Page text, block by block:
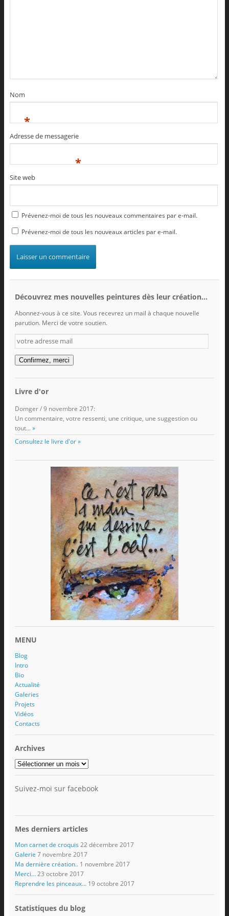
Nom
*
Adresse de messagerie
*
Site web
Prévenez-moi de tous les nouveaux commentaires par e-mail.
Prévenez-moi de tous les nouveaux articles par e-mail.
Découvrez mes nouvelles peintures dès leur création...
Abonnez-vous à ce site. Vous recevrez un mail à chaque nouvelle
parution. Merci de votre soutien.
votre
adresse
mail
Confirmez, merci
Livre d'or
Domger/9 novembre 2017:
Un commentaire, votre ressenti, une critique, une suggestion ou
tout... »
Consultez le livre d'or »
MENU
Blog
Intro
Bio
Actualité
Galeries
Projets
Vidéos
Contacts
Archives
Archives
Suivez-moi sur facebook
Mes derniers articles
Mon carnet de croquis 22 décembre 2017
Galerie 7 novembre 2017
Ma dernière création.. 1 novembre 2017
Merci… 23 octobre 2017
Reprendre les pinceaux… 19 octobre 2017
Statistiques du blog